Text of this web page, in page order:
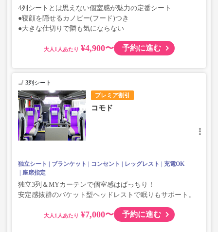
4列シートとは思えない個室感が魅力の定番シート
●寝顔を隠せるカノピー(フード)つき
●大きな仕切りで隣も気にならない
大人 ¥4,900〜 予約に進む
プレミア割引
3列シート
コモド
独立シート ブランケット コンセント レッグレスト
充電OK
座席指定
独立3列＆MYカーテンで個室感はばっちり！
安定感抜群のバケット型ヘッドレストで眠りもサポート。
大人 ¥7,000〜 予約に進む